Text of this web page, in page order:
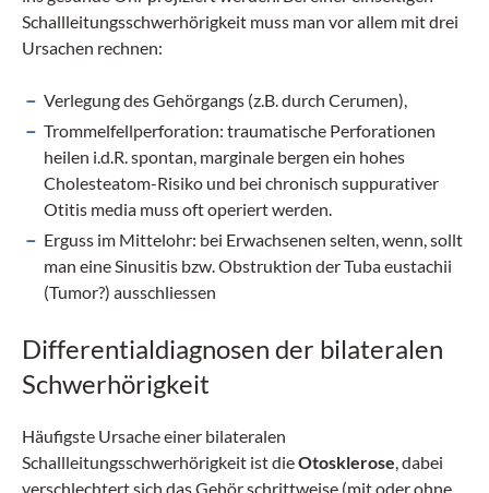
Schallleitungsschwerhörigkeit muss man vor allem mit drei
Ursachen rechnen:
Verlegung des Gehörgangs (z.B. durch Cerumen),
Trommelfellperforation: traumatische Perforationen
heilen i.d.R. spontan, marginale bergen ein hohes
Cholesteatom-Risiko und bei chronisch suppurativer
Otitis media muss oft operiert werden.
Erguss im Mittelohr: bei Erwachsenen selten, wenn, sollt
man eine Sinusitis bzw. Obstruktion der Tuba eustachii
(Tumor?) ausschliessen
Differentialdiagnosen der bilateralen
Schwerhörigkeit
Häufigste Ursache einer bilateralen
Schallleitungsschwerhörigkeit ist dieOtosklerose , dabei
verschlechtert sich das Gehör schrittweise (mit oder ohne